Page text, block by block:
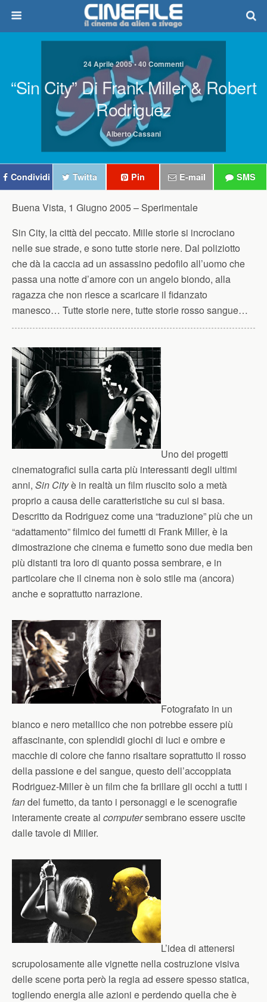
24 Aprile 2005 • 40 Commenti
“Sin City” Di Frank Miller & Robert
Rodriguez
Alberto Cassani
Condividi Twitta Pin E-mail SMS
Buena Vista, 1 Giugno 2005 – Sperimentale
Sin City, la città del peccato. Mille storie si incrociano
nelle sue strade, e sono tutte storie nere. Dal poliziotto
che dà la caccia ad un assassino pedofilo all’uomo che
passa una notte d’amore con un angelo biondo, alla
ragazza che non riesce a scaricare il fidanzato
manesco… Tutte storie nere, tutte storie rosso sangue…
Uno dei progetti
cinematografici sulla carta più interessanti degli ultimi
anni, Sin Cityè in realtà un film riuscito solo a metà
proprio a causa delle caratteristiche su cui si basa.
Descritto da Rodriguez come una “traduzione” più che un
“adattamento” filmico dei fumetti di Frank Miller, è la
dimostrazione che cinema e fumetto sono due media ben
più distanti tra loro di quanto possa sembrare, e in
particolare che il cinema non è solo stile ma (ancora)
anche e soprattutto narrazione.
Fotografato in un
bianco e nero metallico che non potrebbe essere più
affascinante, con splendidi giochi di luci e ombre e
macchie di colore che fanno risaltare soprattutto il rosso
della passione e del sangue, questo dell’accoppiata
Rodriguez-Miller è un film che fa brillare gli occhi a tutti i
fandel fumetto, da tanto i personaggi e le scenografie
interamente create al computersembrano essere uscite
dalle tavole di Miller.
L’idea di attenersi
scrupolosamente alle vignette nella costruzione visiva
delle scene porta però la regia ad essere spesso statica,
togliendo energia alle azioni e perdendo quella che è